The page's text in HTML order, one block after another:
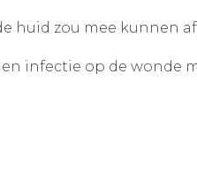
huid zou mee kunnen
infectie op de wonde